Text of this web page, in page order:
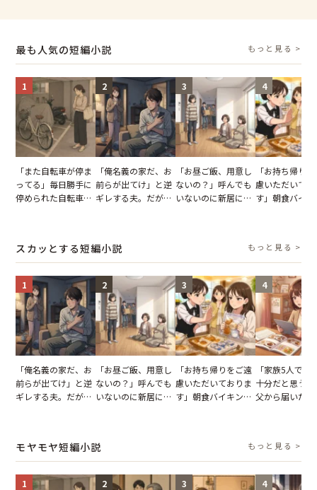
最も人気の短編小説 もっと見る >
1
「また自転車が停ま
ってる」毎日勝手に
停められた自転車。
2
「俺名義の家だ、お
前らが出てけ」と逆
ギレする夫。だが、
3
「お昼ご飯、用意し
ないの？」呼んでも
いないのに新居にあ
4
「お持ち帰り
慮いただいて
す」朝食バイ
が一変
スカッとする短編小説 もっと見る >
1
「俺名義の家だ、お
前らが出てけ」と逆
ギレする夫。だが、
2
「お昼ご飯、用意し
ないの？」呼んでも
いないのに新居にあ
3
「お持ち帰りをご遠
慮いただいておりま
す」朝食バイキング
4
「家族5人で3
十分だと思う
父から届いたご
モヤモヤ短編小説 もっと見る >
1 2 3 4